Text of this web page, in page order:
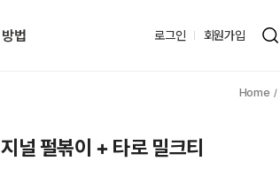
법 로그인 회원가입
널 펄볶이 + 타로 밀크티